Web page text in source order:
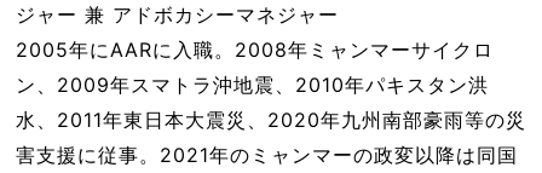
ジャー 兼 アドボカシーマネジャー
2005年にAARに入職。2008年ミャンマーサイクロ
ン、2009年スマトラ沖地震、2010年パキスタン洪
水、2011年東日本大震災、2020年九州南部豪雨等の災
害支援に従事。2021年のミャンマーの政変以降は同国